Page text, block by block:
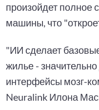
произойдет полное
машины, что
"ИИ сделает
жилье -
интерфейсы мозг-
Neuralink Илона